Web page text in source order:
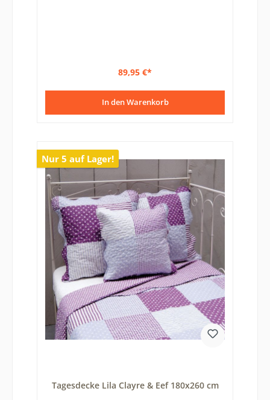
89,95 €*
In den Warenkorb
Nur 5 auf Lager!
Tagesdecke Lila Clayre & Eef 180x260 cm